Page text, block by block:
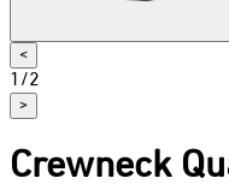
<
1 /2
>
Crewneck